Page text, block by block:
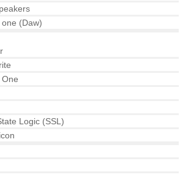
one (Daw)
One
Logic (SSL)